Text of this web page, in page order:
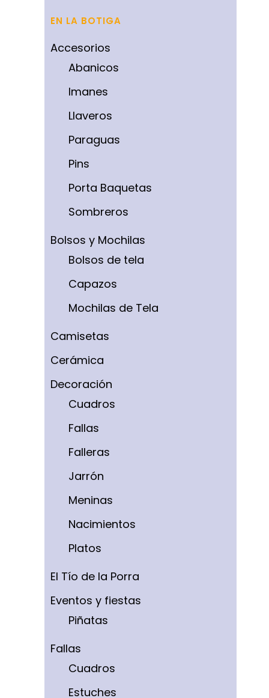
EN LA BOTIGA
Accesorios
Abanicos
Imanes
Llaveros
Paraguas
Pins
Porta Baquetas
Sombreros
Bolsos y Mochilas
Bolsos de tela
Capazos
Mochilas de Tela
Camisetas
Cerámica
Decoración
Cuadros
Fallas
Falleras
Jarrón
Meninas
Nacimientos
Platos
El Tío de la Porra
Eventos y fiestas
Piñatas
Fallas
Cuadros
Estuches